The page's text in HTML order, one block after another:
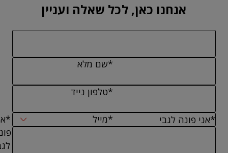
אנחנו כאן, לכל שאלה ועניין
*שם מלא
*טלפון נייד
*מייל